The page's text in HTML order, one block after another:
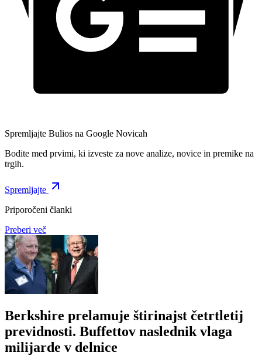
Spremljajte Bulios na Google Novicah
Bodite med prvimi, ki izveste za nove analize, novice in premike na
trgih.
Spremljajte
Priporočeni članki
Preberi več
Berkshire prelamuje štirinajst četrtletij
previdnosti. Buffettov naslednik vlaga
milijarde v delnice